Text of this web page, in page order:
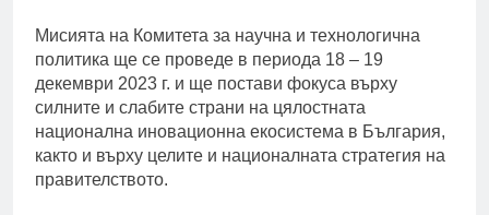
Мисията на Комитета за научна и технологична
политика ще се проведе в периода 18 – 19
декември 2023 г. и ще постави фокуса върху
силните и слабите страни на цялостната
национална иновационна екосистема в България,
както и върху целите и националната стратегия на
правителството.